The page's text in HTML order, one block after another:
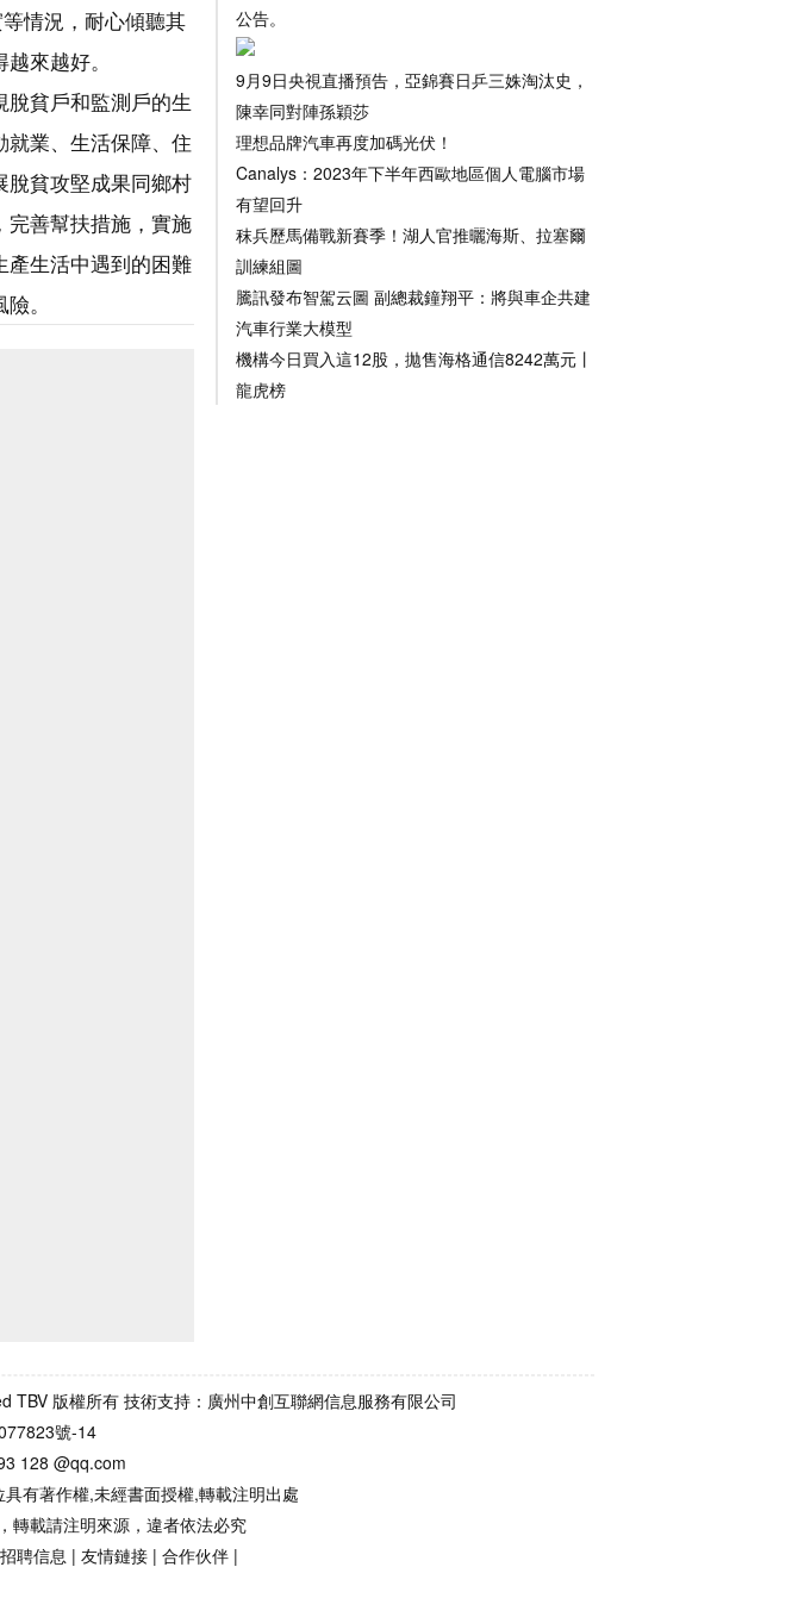
情況，耐心傾聽其
來越好。
貧戶和監測戶的生
業、生活保障、住
脫貧攻堅成果同鄉村
完善幫扶措施，實施
產生活中遇到的困難
。
公告。
9月9日央視直播預告，亞錦賽日乒三姝淘汰史，
陳幸同對陣孫穎莎
理想品牌汽車再度加碼光伏！
Canalys：2023年下半年西歐地區個人電腦市場
有望回升
秣兵歷馬備戰新賽季！湖人官推曬海斯、拉塞爾
訓練組圖
騰訊發布智駕云圖 副總裁鐘翔平：將與車企共建
汽車行業大模型
機構今日買入這12股，拋售海格通信8242萬元丨
龍虎榜
版權所有 技術支持：廣州中創互聯網信息服務有限公司
號-14
128 @qq.com
有著作權,未經書面授權,轉載注明出處
轉載請注明來源，違者依法必究
招聘信息 | 友情鏈接 | 合作伙伴 |